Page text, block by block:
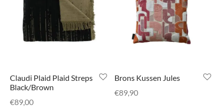
Claudi Plaid Plaid Streps
Black/Brown
€89,00
Brons Kussen Jules
€89,90